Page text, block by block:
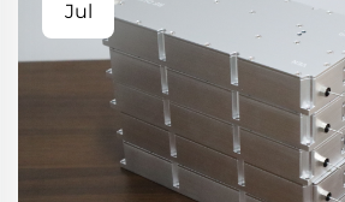
Jul